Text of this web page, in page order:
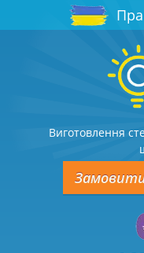
Виготовлення